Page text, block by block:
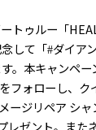
トゥルー「
して「#ダイア
。本キャンペ
フォローし、ク
ージリペア シ
レゼント。また